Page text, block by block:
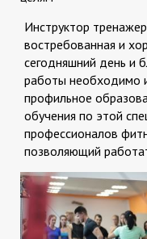
Инструктор
востребованная и
сегодняшний день и
работы необходимо
профильное
обучения по этой
профессионалов
позволяющий